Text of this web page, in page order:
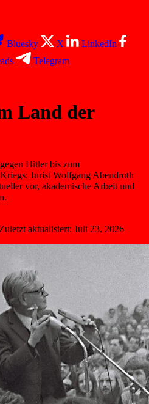
Bluesky X
LinkedIn
Telegram
Land der
Hitler bis zum
Jurist Wolfgang Abendroth
vor, akademische Arbeit und
Zuletzt aktualisiert: Juli 23, 2026